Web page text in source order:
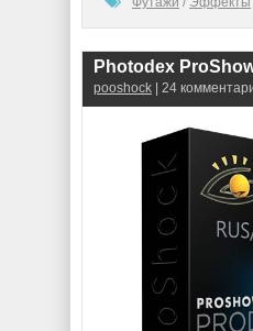
pooshock | 24